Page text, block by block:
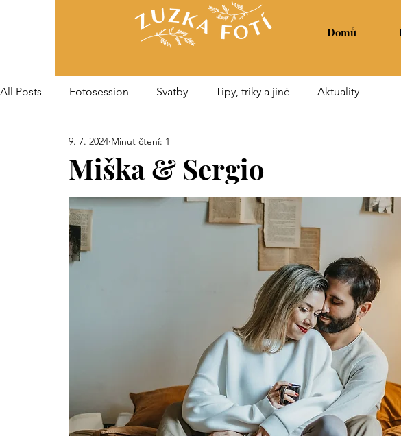
Domů
All Posts Fotosession Svatby Tipy, triky a jiné Aktuality
Miška & Sergio
9. 7. 2024 Minut čtení: 1